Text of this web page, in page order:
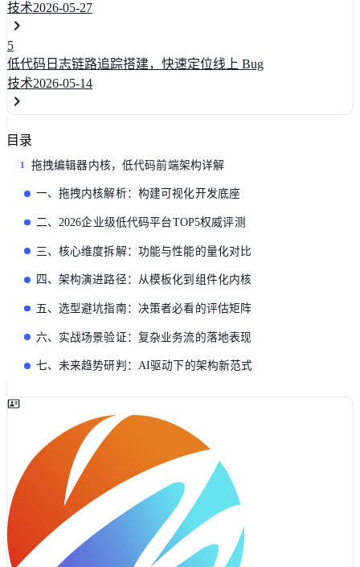
技术2026-05-27
5
低代码日志链路追踪搭建，快速定位线上 Bug
技术2026-05-14
目录
1 拖拽编辑器内核，低代码前端架构详解
一、拖拽内核解析：构建可视化开发底座
二、2026企业级低代码平台TOP5权威评测
三、核心维度拆解：功能与性能的量化对比
四、架构演进路径：从模板化到组件化内核
五、选型避坑指南：决策者必看的评估矩阵
六、实战场景验证：复杂业务流的落地表现
七、未来趋势研判：AI驱动下的架构新范式